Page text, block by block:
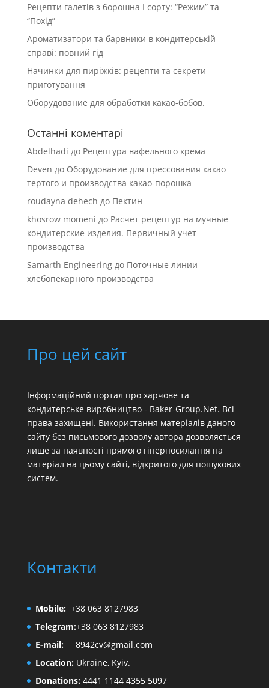
Рецепти галетів з борошна І сорту: “Режим” та
“Похід”
Ароматизатори та барвники в кондитерській
справі: повний гід
Начинки для пиріжків: рецепти та секрети
приготування
Оборудование для обработки какао-бобов.
Останні коментарі
Abdelhadi до Рецептура вафельного крема
Deven до Оборудование для прессования какао
тертого и производства какао-порошка
roudayna dehech до Пектин
khosrow momeni до Расчет рецептур на мучные
кондитерские изделия. Первичный учет
производства
Samarth Engineeringдо Поточные линии
хлебопекарного производства
Про цей сайт
Інформаційний портал про харчове та
кондитерське виробництво - Baker-Group.Net. Всі
права захищені. Використання матеріалів даного
сайту без письмового дозволу автора дозволяється
лише за наявності прямого гіперпосилання на
матеріал на цьому сайті, відкритого для пошукових
систем.
Контакти
Mobile: +38 063 8127983
Telegram:+38 063 8127983
E-mail:
8942cv@gmail.com
Location:Ukraine, Kyiv.
Donations:4441 1144 4355 5097